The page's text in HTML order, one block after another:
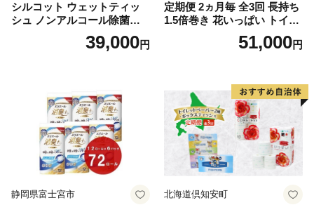
シルコット ウェットティッ
シュ ノンアルコール除菌詰
替（43枚×3P）×24袋 日用品
おもちゃ 拭き取り 手拭き 外
39,000円
定期便 2ヵ月毎 全3回 長持ち
1.5倍巻き 花いっぱい トイレ
ットペーパー ダブル 45ｍ 計
72ロール 全18種 花柄 プリン
ー 消耗品 備蓄 送料無料 北海
道 倶知安町 日用品
51,000円
静岡県富士宮市 北海道倶知安町